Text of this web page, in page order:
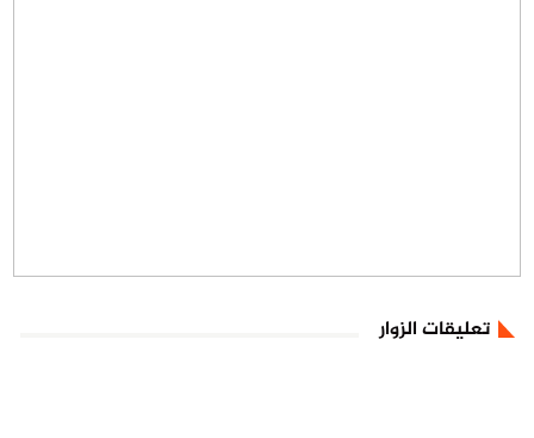
تعليقات الزوار